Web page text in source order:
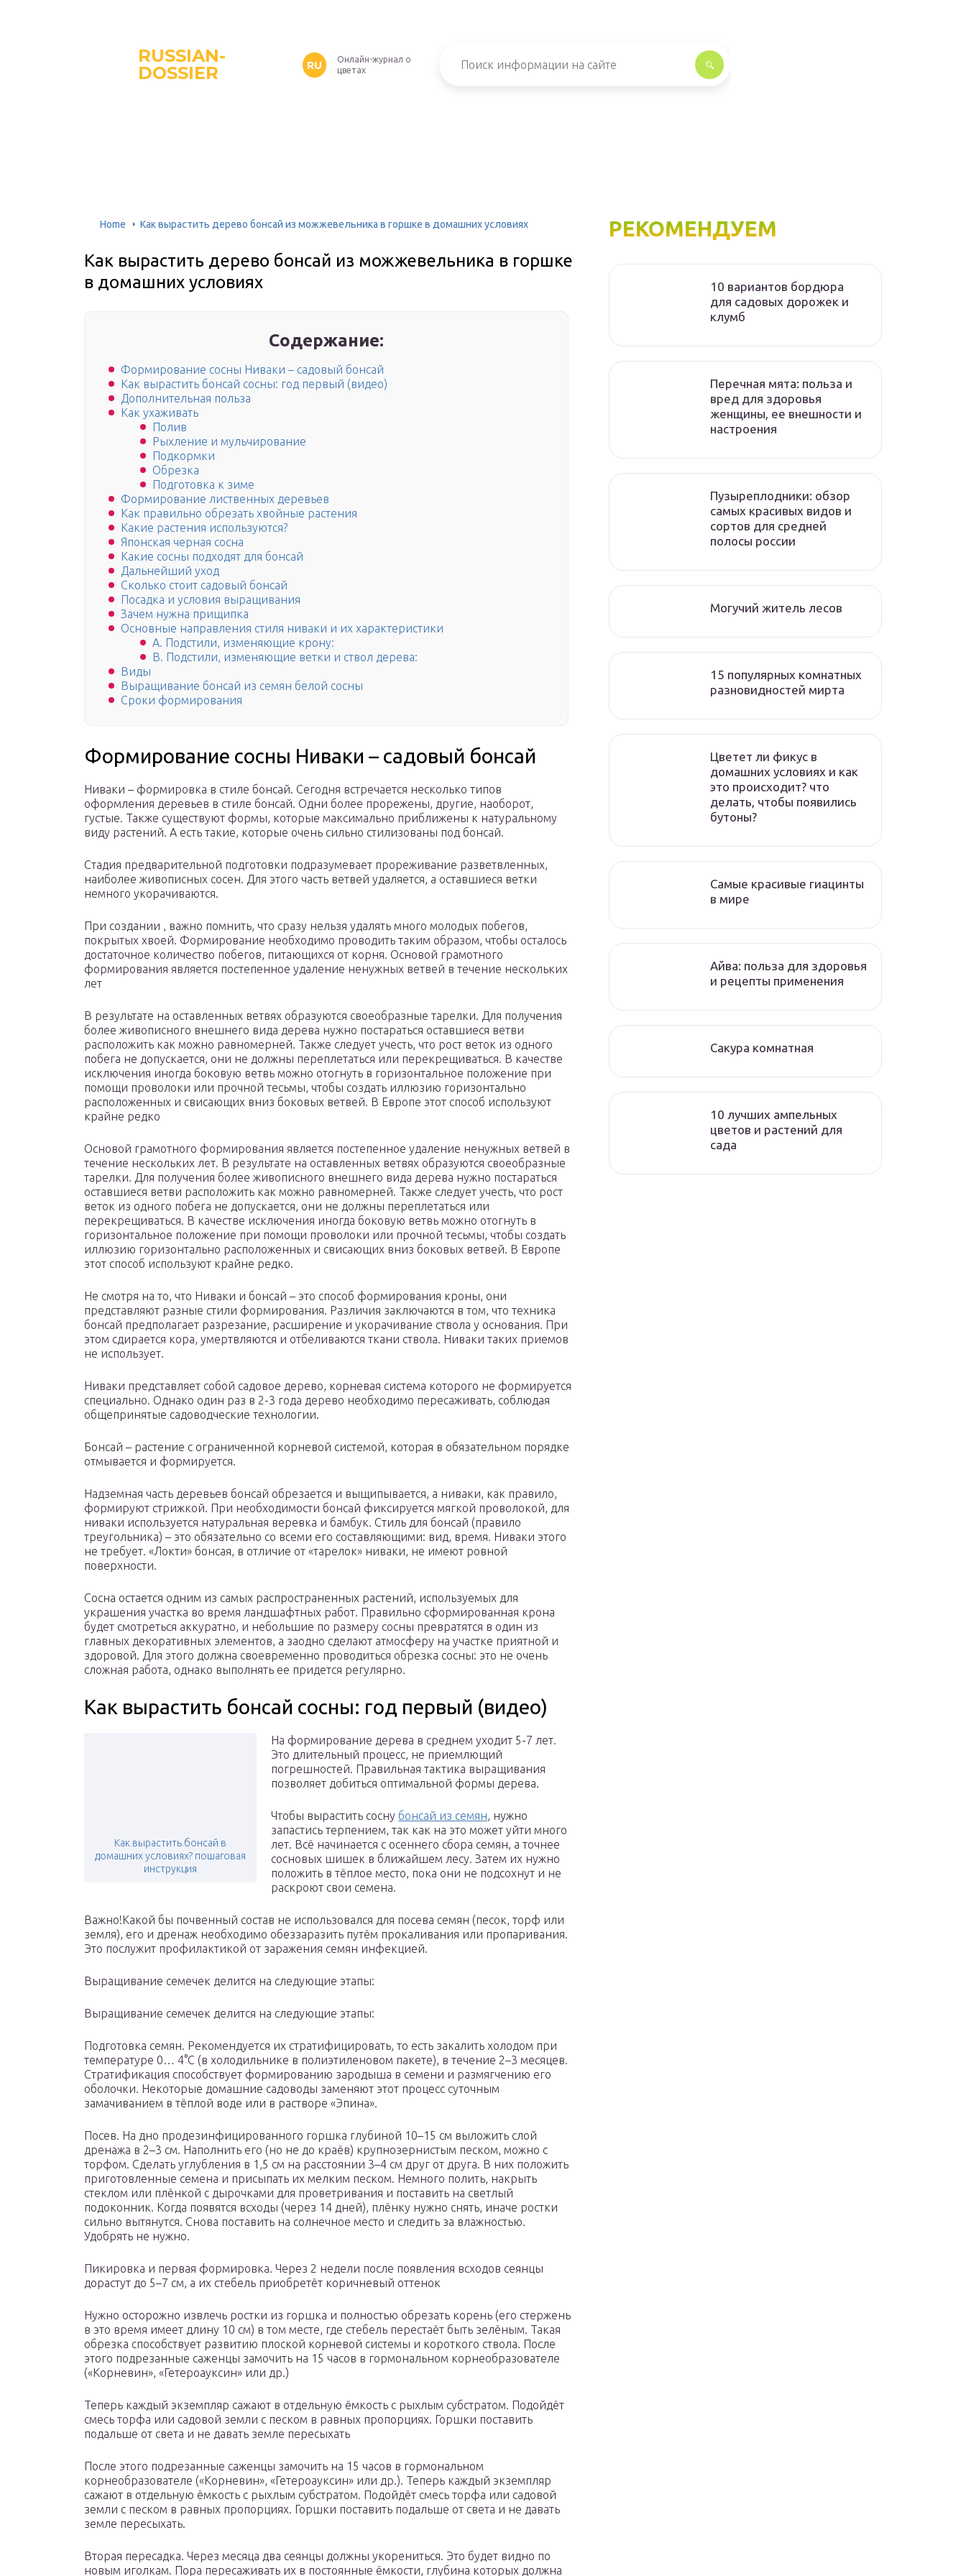
RUSSIAN-
DOSSIER
RU
Онлайн-журнал о
цветах
Home Как вырастить дерево бонсай из можжевельника в горшке в домашних условиях
Как вырастить дерево бонсай из можжевельника в горшке
в домашних условиях
Содержание:
Формирование сосны Ниваки – садовый бонсай
Как вырастить бонсай сосны: год первый (видео)
Дополнительная польза
Как ухаживать
Полив
Рыхление и мульчирование
Подкормки
Обрезка
Подготовка к зиме
Формирование лиственных деревьев
Как правильно обрезать хвойные растения
Какие растения используются?
Японская черная сосна
Какие сосны подходят для бонсай
Дальнейший уход
Сколько стоит садовый бонсай
Посадка и условия выращивания
Зачем нужна прищипка
Основные направления стиля ниваки и их характеристики
A. Подстили, изменяющие крону:
B. Подстили, изменяющие ветки и ствол дерева:
Виды
Выращивание бонсай из семян белой сосны
Сроки формирования
Формирование сосны Ниваки – садовый бонсай
Ниваки – формировка в стиле бонсай. Сегодня встречается несколько типов
оформления деревьев в стиле бонсай. Одни более прорежены, другие, наоборот,
густые. Также существуют формы, которые максимально приближены к натуральному
виду растений. А есть такие, которые очень сильно стилизованы под бонсай.
Стадия предварительной подготовки подразумевает прореживание разветвленных,
наиболее живописных сосен. Для этого часть ветвей удаляется, а оставшиеся ветки
немного укорачиваются.
При создании , важно помнить, что сразу нельзя удалять много молодых побегов,
покрытых хвоей. Формирование необходимо проводить таким образом, чтобы осталось
достаточное количество побегов, питающихся от корня. Основой грамотного
формирования является постепенное удаление ненужных ветвей в течение нескольких
лет
В результате на оставленных ветвях образуются своеобразные тарелки. Для получения
более живописного внешнего вида дерева нужно постараться оставшиеся ветви
расположить как можно равномерней. Также следует учесть, что рост веток из одного
побега не допускается, они не должны переплетаться или перекрещиваться. В качестве
исключения иногда боковую ветвь можно отогнуть в горизонтальное положение при
помощи проволоки или прочной тесьмы, чтобы создать иллюзию горизонтально
расположенных и свисающих вниз боковых ветвей. В Европе этот способ используют
крайне редко
Основой грамотного формирования является постепенное удаление ненужных ветвей в
течение нескольких лет. В результате на оставленных ветвях образуются своеобразные
тарелки. Для получения более живописного внешнего вида дерева нужно постараться
оставшиеся ветви расположить как можно равномерней. Также следует учесть, что рост
веток из одного побега не допускается, они не должны переплетаться или
перекрещиваться. В качестве исключения иногда боковую ветвь можно отогнуть в
горизонтальное положение при помощи проволоки или прочной тесьмы, чтобы создать
иллюзию горизонтально расположенных и свисающих вниз боковых ветвей. В Европе
этот способ используют крайне редко.
Не смотря на то, что Ниваки и бонсай – это способ формирования кроны, они
представляют разные стили формирования. Различия заключаются в том, что техника
бонсай предполагает разрезание, расширение и укорачивание ствола у основания. При
этом сдирается кора, умертвляются и отбеливаются ткани ствола. Ниваки таких приемов
не использует.
Ниваки представляет собой садовое дерево, корневая система которого не формируется
специально. Однако один раз в 2-3 года дерево необходимо пересаживать, соблюдая
общепринятые садоводческие технологии.
Бонсай – растение с ограниченной корневой системой, которая в обязательном порядке
отмывается и формируется.
Надземная часть деревьев бонсай обрезается и выщипывается, а ниваки, как правило,
формируют стрижкой. При необходимости бонсай фиксируется мягкой проволокой, для
ниваки используется натуральная веревка и бамбук. Стиль для бонсай (правило
треугольника) – это обязательно со всеми его составляющими: вид, время. Ниваки этого
не требует. «Локти» бонсая, в отличие от «тарелок» ниваки, не имеют ровной
поверхности.
Сосна остается одним из самых распространенных растений, используемых для
украшения участка во время ландшафтных работ. Правильно сформированная крона
будет смотреться аккуратно, и небольшие по размеру сосны превратятся в один из
главных декоративных элементов, а заодно сделают атмосферу на участке приятной и
здоровой. Для этого должна своевременно проводиться обрезка сосны: это не очень
сложная работа, однако выполнять ее придется регулярно.
Как вырастить бонсай сосны: год первый (видео)
Как вырастить бонсай в
домашних условиях? пошаговая
инструкция
На формирование дерева в среднем уходит 5-7 лет.
Это длительный процесс, не приемлющий
погрешностей. Правильная тактика выращивания
позволяет добиться оптимальной формы дерева.
Чтобы вырастить сосну бонсай из семян, нужно
запастись терпением, так как на это может уйти много
лет. Всё начинается с осеннего сбора семян, а точнее
сосновых шишек в ближайшем лесу. Затем их нужно
положить в тёплое место, пока они не подсохнут и не
раскроют свои семена.
Важно!Какой бы почвенный состав не использовался для посева семян (песок, торф или
земля), его и дренаж необходимо обеззаразить путём прокаливания или пропаривания.
Это послужит профилактикой от заражения семян инфекцией.
Выращивание семечек делится на следующие этапы:
Выращивание семечек делится на следующие этапы:
Подготовка семян. Рекомендуется их стратифицировать, то есть закалить холодом при
температуре 0… 4°С (в холодильнике в полиэтиленовом пакете), в течение 2–3 месяцев.
Стратификация способствует формированию зародыша в семени и размягчению его
оболочки. Некоторые домашние садоводы заменяют этот процесс суточным
замачиванием в тёплой воде или в растворе «Эпина».
Посев. На дно продезинфицированного горшка глубиной 10–15 см выложить слой
дренажа в 2–3 см. Наполнить его (но не до краёв) крупнозернистым песком, можно с
торфом. Сделать углубления в 1,5 см на расстоянии 3–4 см друг от друга. В них положить
приготовленные семена и присыпать их мелким песком. Немного полить, накрыть
стеклом или плёнкой с дырочками для проветривания и поставить на светлый
подоконник. Когда появятся всходы (через 14 дней), плёнку нужно снять, иначе ростки
сильно вытянутся. Снова поставить на солнечное место и следить за влажностью.
Удобрять не нужно.
Пикировка и первая формировка. Через 2 недели после появления всходов сеянцы
дорастут до 5–7 см, а их стебель приобретёт коричневый оттенок
Нужно осторожно извлечь ростки из горшка и полностью обрезать корень (его стержень
в это время имеет длину 10 см) в том месте, где стебель перестаёт быть зелёным. Такая
обрезка способствует развитию плоской корневой системы и короткого ствола. После
этого подрезанные саженцы замочить на 15 часов в гормональном корнеобразователе
(«Корневин», «Гетероауксин» или др.)
Теперь каждый экземпляр сажают в отдельную ёмкость с рыхлым субстратом. Подойдёт
смесь торфа или садовой земли с песком в равных пропорциях. Горшки поставить
подальше от света и не давать земле пересыхать
После этого подрезанные саженцы замочить на 15 часов в гормональном
корнеобразователе («Корневин», «Гетероауксин» или др.). Теперь каждый экземпляр
сажают в отдельную ёмкость с рыхлым субстратом. Подойдёт смесь торфа или садовой
земли с песком в равных пропорциях. Горшки поставить подальше от света и не давать
земле пересыхать.
Вторая пересадка. Через месяца два сеянцы должны укорениться. Это будет видно по
новым иголкам. Пора пересаживать их в постоянные ёмкости, глубина которых должна
РЕКОМЕНДУЕМ
10 вариантов бордюра
для садовых дорожек и
клумб
Перечная мята: польза и
вред для здоровья
женщины, ее внешности и
настроения
Пузыреплодники: обзор
самых красивых видов и
сортов для средней
полосы россии
Могучий житель лесов
15 популярных комнатных
разновидностей мирта
Цветет ли фикус в
домашних условиях и как
это происходит? что
делать, чтобы появились
бутоны?
Самые красивые гиацинты
в мире
Айва: польза для здоровья
и рецепты применения
Сакура комнатная
10 лучших ампельных
цветов и растений для
сада